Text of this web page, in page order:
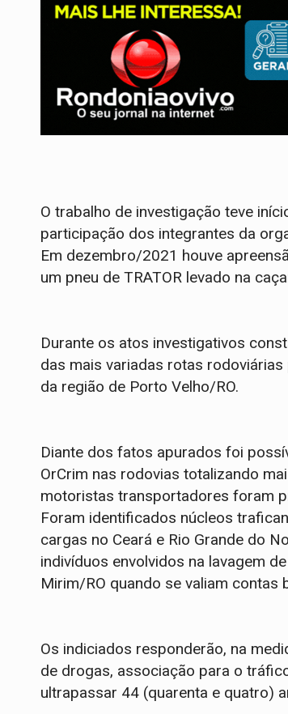
O trabalho de investigação teve
participação dos integrantes da
Em dezembro/2021 houve
um pneu de TRATOR levado na
Durante os atos investigativos
das mais variadas rotas
da região de Porto Velho/RO.
Diante dos fatos apurados foi
OrCrim nas rodovias totalizando
motoristas transportadores foram
Foram identificados núcleos
cargas no Ceará e Rio Grande do
indivíduos envolvidos na lavagem
Mirim/RO quando se valiam
Os indiciados responderão, na
de drogas, associação para o
ultrapassar 44 (quarenta e quatro)